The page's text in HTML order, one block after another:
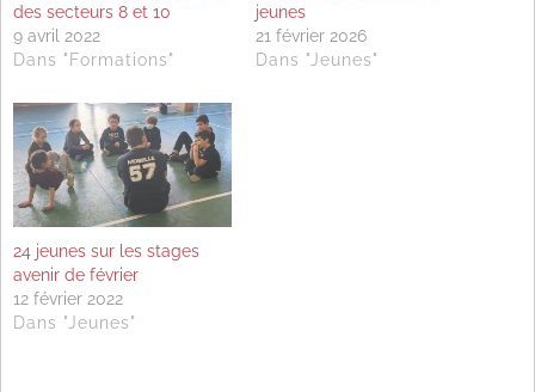
des secteurs 8 et 10
9 avril 2022
Dans "Formations"
jeunes
21 février 2026
Dans "Jeunes"
24 jeunes sur les stages
avenir de février
12 février 2022
Dans "Jeunes"